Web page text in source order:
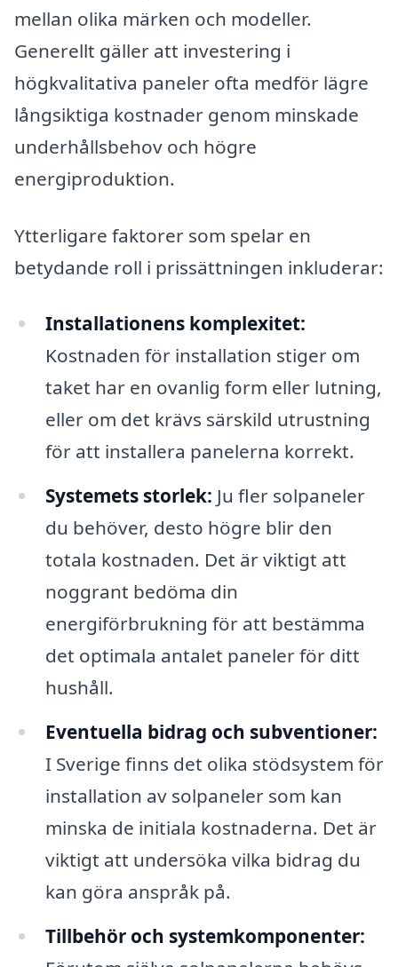
mellan olika märken och modeller.
Generellt gäller att investering i
högkvalitativa paneler ofta medför lägre
långsiktiga kostnader genom minskade
underhållsbehov och högre
energiproduktion.
Ytterligare faktorer som spelar en
betydande roll i prissättningen inkluderar:
Installationens komplexitet:
Kostnaden för installation stiger om
taket har en ovanlig form eller lutning,
eller om det krävs särskild utrustning
för att installera panelerna korrekt.
Systemets storlek: Ju fler solpaneler
du behöver, desto högre blir den
totala kostnaden. Det är viktigt att
noggrant bedöma din
energiförbrukning för att bestämma
det optimala antalet paneler för ditt
hushåll.
Eventuella bidrag och subventioner:
I Sverige finns det olika stödsystem för
installation av solpaneler som kan
minska de initiala kostnaderna. Det är
viktigt att undersöka vilka bidrag du
kan göra anspråk på.
Tillbehör och systemkomponenter: